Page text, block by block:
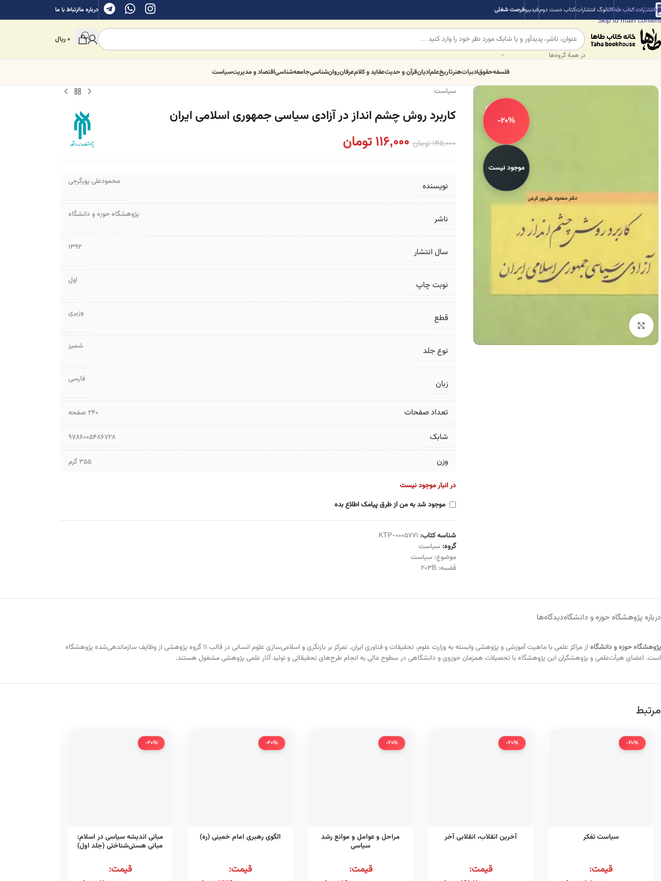
Skip to navigation
Skip to main content
انتشارات کتاب طهکاتالوگ انتشاراتکتاب دست دومفیدیبوفرصت شغلی درباره ماارتباط با ما
در همهٔ گروه‌ها
0ریال
فلسفهحقوقادبیاتهنرتاریخعلمادیانقرآن و حدیثعقاید و کلامعرفانروان‌شناسیجامعه‌شناسیاقتصاد و مدیریتسیاست
-20%
موجود نیست
سیاست
کاربرد روش چشم انداز در آزادی سیاسی جمهوری اسلامی ایران
145,000تومان 116,000 تومان
نویسنده محمودعلی پورگرجی
ناشر پژوهشگاه حوزه و دانشگاه
سال انتشار 1392
نوبت چاپ اول
قطع وزیری
نوع جلد شمیز
زبان فارسی
تعداد صفحات ۲۴۰ صفحه
شابک 9786005486728
وزن 355 گرم
در انبار موجود نیست
موجود شد به من از طرق پیامک اطلاع بده
شناسه کتاب: KTP-0005771
گروه: سیاست
موضوع:سیاست
قفسه:203B
درباره پژوهشگاه حوزه و دانشگاهدیدگاه‌ها
پژوهشگاه حوزه و دانشگاه
از مراکز علمی با ماهیت آموزشی و پژوهشی وابسته به وزارت علوم، تحقیقات و فناوری ایران. تمرکز بر بازنگری و اسلامی‌سازی علوم انسانی در قالب ۱۱ گروه پژوهشی از وظایف سازماندهی‌شده پژوهشگاه
است. اعضای هیأت‌علمی و پژوهشگران این پژوهشگاه با تحصیلات همزمان حوزوی و دانشگاهی در سطوح عالی به انجام طرح‌های تحقیقاتی و تولید آثار علمی ‌پژوهشی مشغول هستند.
مرتبط
-20%
سیاست تفکر
قیمت:
-20%
آخرین انقلاب، انقلابی آخر
قیمت:
-20%
مراحل و عوامل و موانع رشد
سیاسی
قیمت:
-20%
الگوی رهبری امام خمینی (ره)
قیمت:
-20%
مبانی اندیشه سیاسی در اسلام:
مبانی هستی‌شناختی (جلد اول)
قیمت: